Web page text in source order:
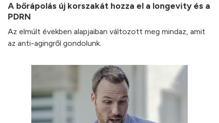
A bőrápolás új korszakát hozza el a longevity és a
PDRN
Az elmúlt években alapjaiban változott meg mindaz, amit
az anti-agingről gondolunk.